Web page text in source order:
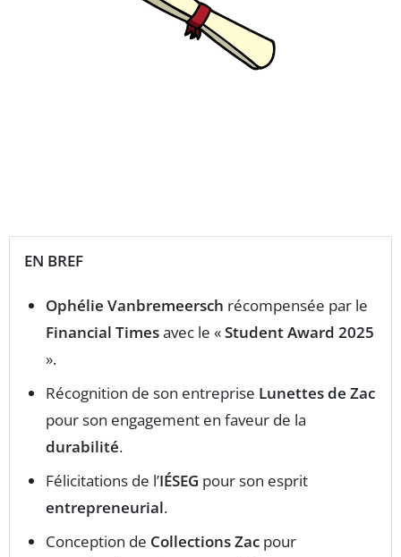
EN BREF
Ophélie Vanbremeersch récompensée par le
Financial Timesavec le «Student Award 2025
».
Récognition de son entreprise Lunettes de Zac
pour son engagement en faveur de la
durabilité.
Félicitations de l’IÉSEG pour son esprit
entrepreneurial.
Conception de Collections Zac pour